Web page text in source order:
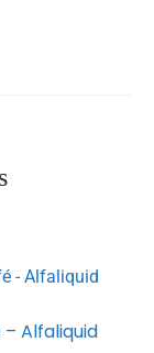
Alfaliquid